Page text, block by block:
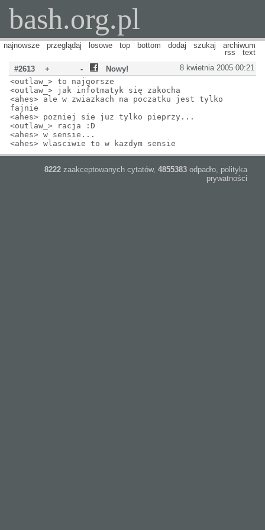
bash.org.pl
najnowsze przeglądaj losowe top bottom dodaj szukaj
archiwum
rss
text
8 kwietnia 2005 00:21
#2613 + -
Nowy!
<outlaw_> to najgorsze
<outlaw_> jak infotmatyk się zakocha
<ahes> ale w zwiazkach na poczatku jest tylko
fajnie
<ahes> pozniej sie juz tylko pieprzy...
<outlaw_> racja :D
<ahes> w sensie...
<ahes> wlasciwie to w kazdym sensie
8222 zaakceptowanych cytatów, 4855383 odpadło, polityka
prywatności